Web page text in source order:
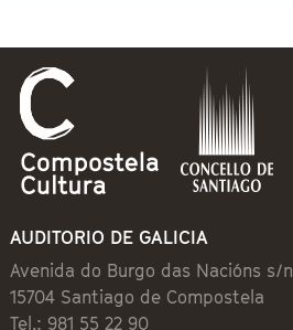
AUDITORIO DE GALICIA
Avenida do Burgo das Nacións s/n
15704 Santiago de Compostela
Tel.: 981 55 22 90